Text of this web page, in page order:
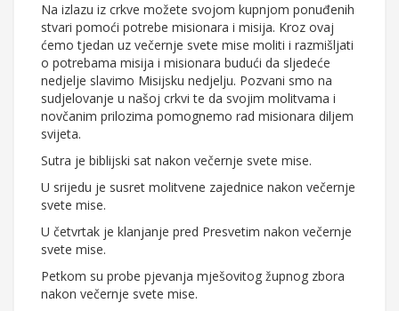
Na izlazu iz crkve možete svojom kupnjom ponuđenih
stvari pomoći potrebe misionara i misija. Kroz ovaj
ćemo tjedan uz večernje svete mise moliti i razmišljati
o potrebama misija i misionara budući da sljedeće
nedjelje slavimo Misijsku nedjelju. Pozvani smo na
sudjelovanje u našoj crkvi te da svojim molitvama i
novčanim prilozima pomognemo rad misionara diljem
svijeta.
Sutra je biblijski sat nakon večernje svete mise.
U srijedu je susret molitvene zajednice nakon večernje
svete mise.
U četvrtak je klanjanje pred Presvetim nakon večernje
svete mise.
Petkom su probe pjevanja mješovitog župnog zbora
nakon večernje svete mise.